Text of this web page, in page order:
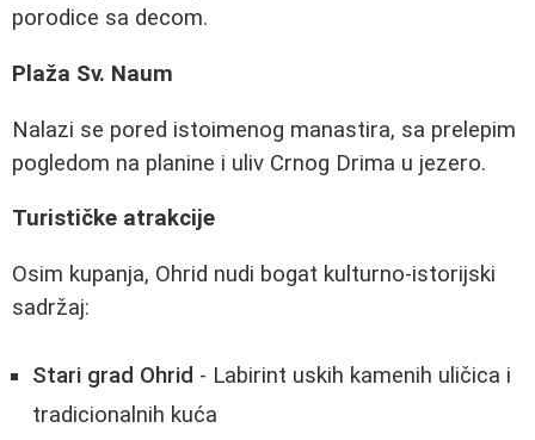
porodice sa decom.
Plaža Sv. Naum
Nalazi se pored istoimenog manastira, sa prelepim
pogledom na planine i uliv Crnog Drima u jezero.
Turističke atrakcije
Osim kupanja, Ohrid nudi bogat kulturno-istorijski
sadržaj:
Stari grad Ohrid - Labirint uskih kamenih uličica i
tradicionalnih kuća